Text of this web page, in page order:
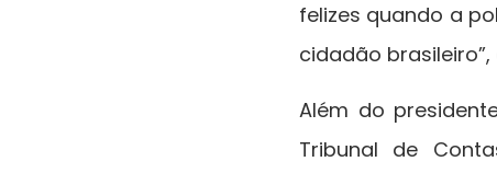
felizes quando a
cidadão
Além do
Tribunal de